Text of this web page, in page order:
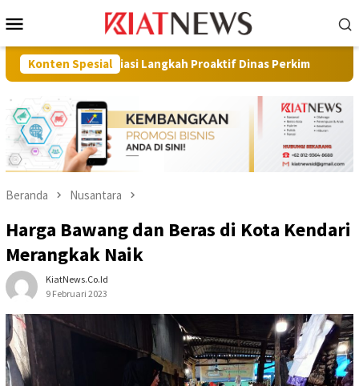
ke
Mobile
Konten Spesial
Langkah Proaktif Dinas Perkim Pilot Project,
Beranda Nusantara
Harga Bawang dan Beras di Kota Kendari
Merangkak Naik
KiatNews.co.id
9 Februari 2023